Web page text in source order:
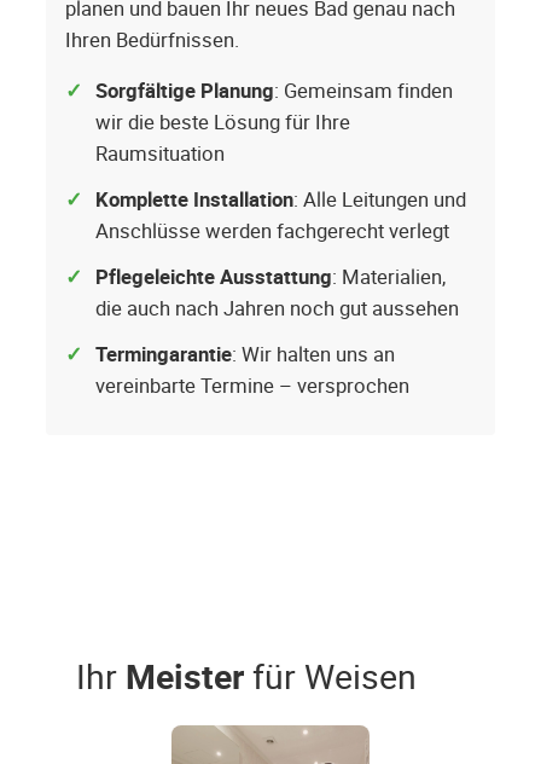
planen und bauen Ihr neues Bad genau nach
Ihren Bedürfnissen.
Sorgfältige Planung: Gemeinsam finden
wir die beste Lösung für Ihre
Raumsituation
Komplette Installation: Alle Leitungen und
Anschlüsse werden fachgerecht verlegt
Pflegeleichte Ausstattung: Materialien,
die auch nach Jahren noch gut aussehen
Termingarantie: Wir halten uns an
vereinbarte Termine – versprochen
Ihr Meisterfür Weisen